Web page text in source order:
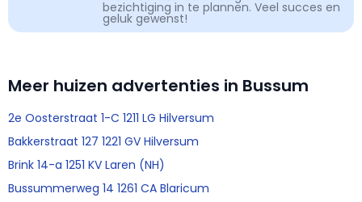
bezichtiging in te plannen. Veel succes en
geluk gewenst!
Meer huizen advertenties in Bussum
2e Oosterstraat 1-C 1211 LG Hilversum
Bakkerstraat 127 1221 GV Hilversum
Brink 14-a 1251 KV Laren (NH)
Bussummerweg 14 1261 CA Blaricum